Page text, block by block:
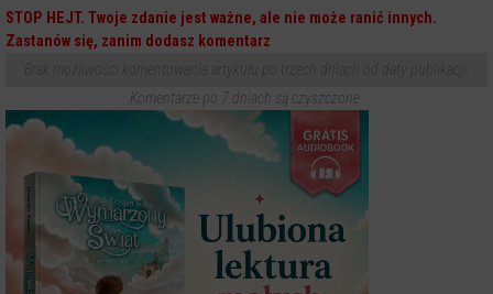
STOP HEJT. Twoje zdanie jest ważne, ale nie może ranić innych.
Zastanów się, zanim dodasz komentarz
Komentarze po 7 dniach są czyszczone.